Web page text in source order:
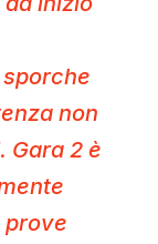
non
Gara 2 è
prove